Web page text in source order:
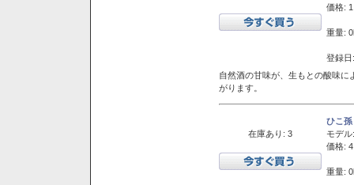
価格:
重量:
登録
自然酒の甘味が、生もとの酸味
がります。
在庫あり: 3
ひこ
モデル:
価格:
重量: